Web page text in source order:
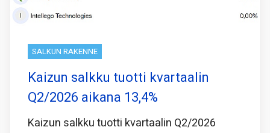
SALKUN RAKENNE
Kaizun salkku tuotti kvartaalin
Q2/2026 aikana 13,4%
Kaizun salkku tuotti kvartaalin Q2/2026